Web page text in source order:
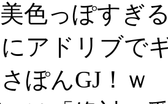
色っぽすぎ
アドリブで
ぽんGJ！ｗ